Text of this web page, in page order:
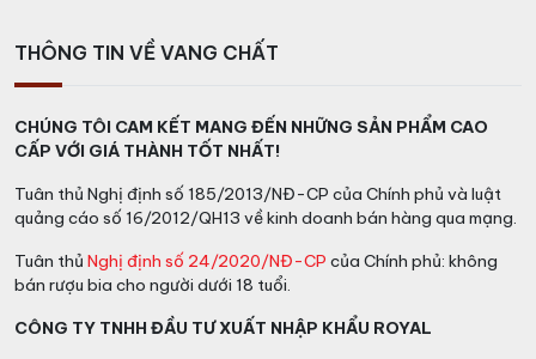
một dòng whisky cao cấp, mà còn là biểu tượng của
văn hóa và truyền thống của Nhật Bản. Với tầm ảnh
hưởng và danh tiếng của mình, Hibiki đã thu hút sự
quan tâm và tín nhiệm từ người yêu thưởng thức rượu
Thưởng thức Rượu Hibiki 21 Years
Màu sắc:Hibiki 21 Years có màu vàng sáng và óng
THÔNG TIN VỀ VANG CHẤT
CHÚNG TÔI CAM KẾT MANG ĐẾN NHỮNG SẢN PHẨM CAO
CẤP VỚI GIÁ THÀNH TỐT NHẤT!
Tuân thủ Nghị định số 185/2013/NĐ-CP của Chính phủ và luật
quảng cáo số 16/2012/QH13 về kinh doanh bán hàng qua mạng.
Tuân thủ Nghị định số 24/2020/NĐ-CP của Chính phủ: không
bán rượu bia cho người dưới 18 tuổi.
CÔNG TY TNHH ĐẦU TƯ XUẤT NHẬP KHẨU ROYAL